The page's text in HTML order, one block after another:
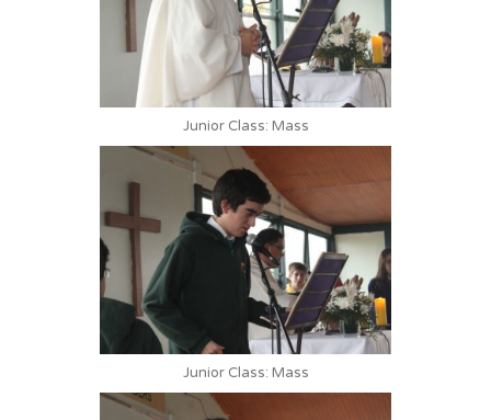
Junior Class: Mass
Junior Class: Mass